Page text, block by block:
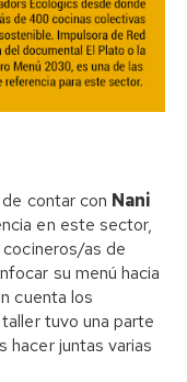
contar con Nani
en este sector,
as de
su menú hacia
cuenta los
tuvo una parte
hacer juntas varias